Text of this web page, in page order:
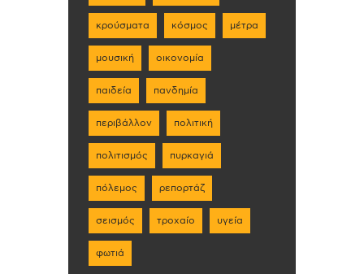
κρούσματα κόσμος μέτρα
μουσική οικονομία
παιδεία πανδημία
περιβάλλον πολιτική
πολιτισμός πυρκαγιά
πόλεμος ρεπορτάζ
σεισμός τροχαίο υγεία
φωτιά